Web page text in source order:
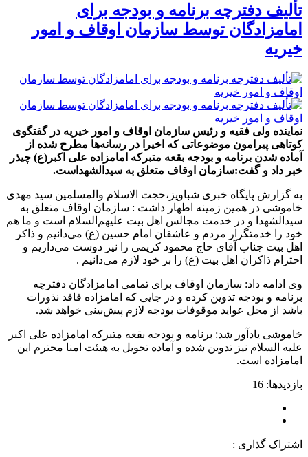
تألیف دفترچه برنامه و بودجه برای
امامزادگان توسط سازمان اوقاف و امور
خیریه
نماینده ولی فقیه و رئیس سازمان اوقاف و امور خیریه در گفتگوی
کوتاهی پیرامون موضوعاتی که اخیرا در رسانه‌ها مطرح شده از
آماده شدن برنامه و بودجه بقعه متبرکه امامزاده علی اکبر(ع) چیذر
خبر داد و گفت:سازمان اوقاف متعلق به سیدالشهداست.
به گزارش پایگاه خبری شباویز،حجت الاسلام والمسلمین سید مهدی
خاموشی در همین زمینه اظهار داشت : سازمان اوقاف متعلق به
سیدالشهدا و در خدمت مجالس اهل بیت علیهم‌السلام است و ما هم
خود را خدمتگزار مردم و عاشقان امام حسین (ع) می‌دانیم و ذاکر
اهل بیت جناب آقای حاج محمود کریمی را نیز دوست می‌داریم و
احترام ذاکران اهل بیت (ع) را بر خود لازم می‌دانیم .
وی ادامه داد: سازمان اوقاف برای تمامی امامزادگان دفترچه
برنامه و بودجه تدوین کرده و در جایی که امامزاده فاقد نذورات
باشد از محل عواید موقوفات بودجه لازم پیش‌بینی خواهد شد.
خاموشی یادآور شد: برنامه و بودجه بقعه متبرکه امامزاده علی اکبر
علیه السلام نیز تدوین شده و آماده تحویل به هیئت امنا محترم این
امامزاده است.
بازدیدها: 16
اشتراک گذاری :